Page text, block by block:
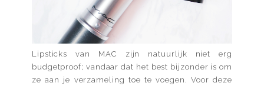
Lipsticks van MAC zijn natuurlijk niet erg
budgetproof; vandaar dat het best bijzonder is om
ze aan je verzameling toe te voegen. Voor deze